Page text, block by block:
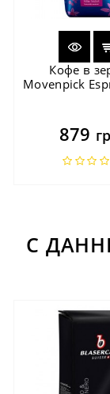
Кофе в
Movenpick
879
С